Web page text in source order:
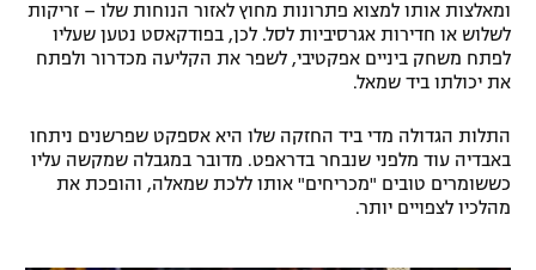
מדיניות פרטיות
רשיון להקרנה פומבית לבית עסק
הצטרפות לחבילת הערוצים
גיימינג E-Sports
ומאלצות אותו למצוא פתרונות מחוץ לאזור הנוחות שלו – זריקות
לשלוש או חדירות אגרסיביות לסל. לכן, בפודקאסט נטען שעליו
לפתח משחק ביניים אפקטיבי, לשפר את הקליעה מכדרור ולפתח
את יכולתו ביד שמאל.
התלות הגדולה מדי ביד החזקה שלו היא אספקט שפרשנים ניתחו
באבדיה עוד מלפני שנבחר בדראפט. מדובר במגבלה שמקשה עליו
כששומרים טובים "מכריחים" אותו ללכת שמאלה, והופכת את
מהלכיו לצפויים יותר.